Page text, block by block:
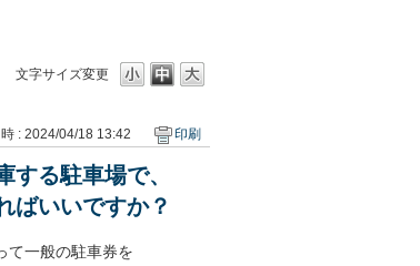
文字サイズ変更
: 2024/04/18 13:42 印刷
る駐車場で、
ばいいですか？
て一般の駐車券を